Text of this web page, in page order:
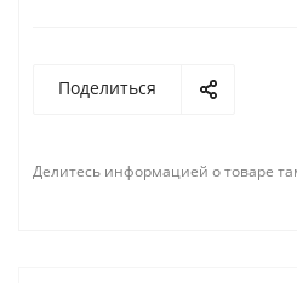
Поделиться
Делитесь информацией о товаре